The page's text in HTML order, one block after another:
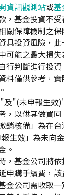
資訊觀測站或基
，基金投資不
關保障機制之
具投資風險，
可能之最大損
行判斷進行投資
料僅供參考，
及"(未申報生效
，以供其做買
銷核備」為在
生效」為未向
。
，基金公司將
申購手續費，
金公司需收取